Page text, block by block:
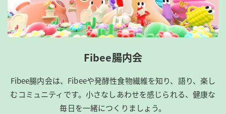
Fibee腸内会
Fibee腸内会は、​Fibeeや発酵性食物繊維を知り、語り、楽し
むコミュニティです。​小さなしあわせを感じられる、健康な
毎日を一緒につくりましょう。